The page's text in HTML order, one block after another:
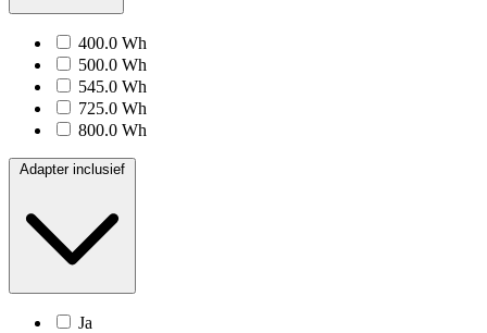
400.0 Wh
500.0 Wh
545.0 Wh
725.0 Wh
800.0 Wh
Adapter inclusief
Ja